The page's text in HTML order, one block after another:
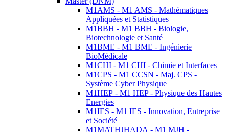
M1AMS - M1 AMS - Mathématiques
Appliquées et Statistiques
M1BBH - M1 BBH - Biologie,
Biotechnologie et Santé
M1BME - M1 BME - Ingénierie
BioMédicale
M1CHI - M1 CHI - Chimie et Interfaces
M1CPS - M1 CCSN - Maj. CPS -
Système Cyber Physique
M1HEP - M1 HEP - Physique des Hautes
Energies
M1IES - M1 IES - Innovation, Entreprise
et Société
M1MATHJHADA - M1 MJH -